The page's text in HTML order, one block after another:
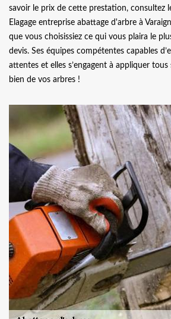
savoir le prix de cette prestation, consultez
Elagage entreprise abattage d'arbre à
que vous choisissiez ce qui vous plaira le
devis. Ses équipes compétentes capables
attentes et elles s’engagent à appliquer
bien de vos arbres !